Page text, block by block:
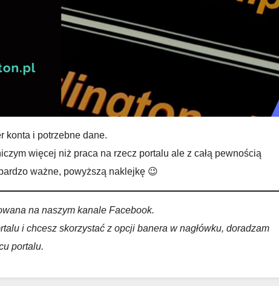
konta i potrzebne dane.
więcej niż praca na rzecz portalu ale z całą pewnością
ważne, powyższą naklejkę 😉
na naszym kanale Facebook.
i chcesz skorzystać z opcji banera w nagłówku, doradzam
portalu.